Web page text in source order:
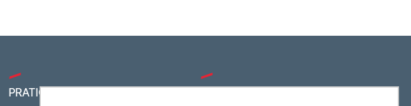
PRATIQUE